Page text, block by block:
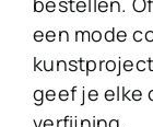
een mode
geef je elke